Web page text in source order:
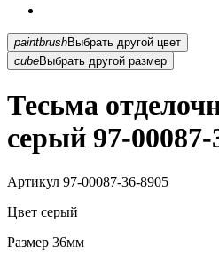
paintbrush
Выбрать другой цвет
cubeВыбрать другой размер
Тесьма
серый 97-00087-
Артикул 97-00087-36-8905
Цвет серый
Размер 36мм